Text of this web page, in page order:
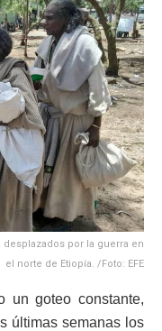
desplazados por la guerra en
el norte de Etiopía. /Foto: EFE
un goteo constante,
últimas semanas los